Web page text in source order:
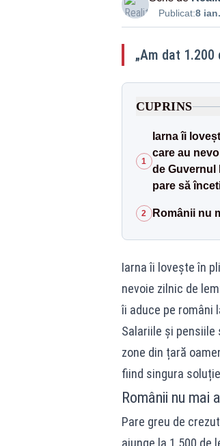
Publicat:8
„Am dat
CUPRINS
1
Iarna îi
care au
de Guvernul
pare să
2 Românii nu
Iarna îi lovește în
nevoie zilnic de
îi aduce pe români
Salariile și pensiile
zone din țară
fiind singura
Românii nu
Pare greu de
ajunge la 1.500 de